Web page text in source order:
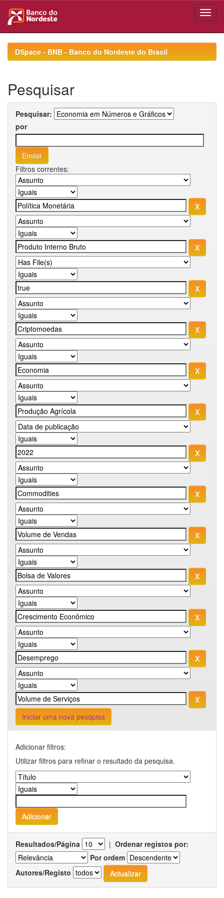
navigationDSpace - BNB - Banco do Nordeste do Brasil
Pesquisar
Pesquisar:
por
Filtros correntes:
Iniciar uma nova pesquisa
Adicionar filtros:
Utilizar filtros para refinar o resultado da pesquisa.
Resultados/Página | Ordenar registos por:
Por ordem
Autores/Registo